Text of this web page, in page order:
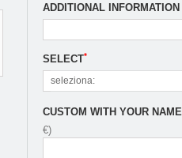
ADDITIONAL INFORMATION
SELECT*
seleziona:
CUSTOM WITH YOUR NAME
€)